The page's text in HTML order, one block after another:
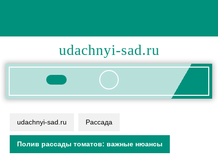
udachnyi-sad.ru
Кнопка
udachnyi-sad.ru Рассада
Полив рассады томатов: важные нюансы